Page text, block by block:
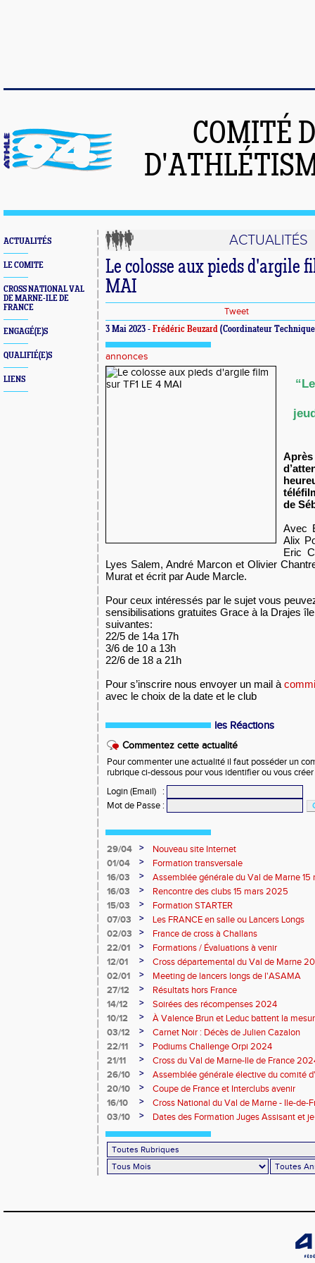
COMITÉ
ACTUALITÉS
LE COMITE
CROSS NATIONAL VAL
DE MARNE-ILE DE
FRANCE
ENGAGÉ(E)S
QUALIFIÉ(E)S
LIENS
ACTUALITÉS
Le colosse aux pieds d'argile
MAI
Tweet
3 Mai 2023 - Frédéric Beuzard (Coordinateur
annonces
de
Avec
Alix
Eric
Lyes Salem, André Marcon et Olivier
Murat et écrit par Aude Marcle.
Pour ceux intéressés par le sujet vous
sensibilisations gratuites Grace à la Drajes
suivantes:
22/5 de 14a 17h
3/6 de 10 a 13h
22/6 de 18 a 21h
Pour s’inscrire nous envoyer un mail à
avec le choix de la date et le club
les Réactions
Commentez cette actualité
Pour commenter une actualité il faut posséder un
rubrique ci-dessous pour vous identifier ou vous
Login (Email)
:
Mot de Passe :
29/04 >
Nouveau site Internet
01/04
>
Formation transversale
16/03
>
Assemblée générale du Val de Marne
16/03
>
Rencontre des clubs 15 mars 2025
15/03
>
Formation STARTER
07/03
>
Les FRANCE en salle ou Lancers Longs
02/03
>
France de cross à Challans
22/01
>
Formations / Évaluations à venir
12/01
>
Cross départemental du Val de Marne
02/01
>
Meeting de lancers longs de l'ASAMA
27/12
>
Résultats hors France
14/12
>
Soirées des récompenses 2024
10/12
>
À Valence Brun et Leduc battent la
03/12
>
Carnet Noir : Décès de Julien Cazalon
22/11
>
Podiums Challenge Orpi 2024
21/11
>
Cross du Val de Marne-Ile de France
26/10
>
Assemblée générale élective du comité
Marne
20/10 >
Coupe de France et Interclubs avenir
16/10
>
Cross National du Val de Marne - Ile-de-
03/10
> Dates des Formation Juges Assisant et